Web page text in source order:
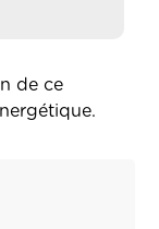
de ce